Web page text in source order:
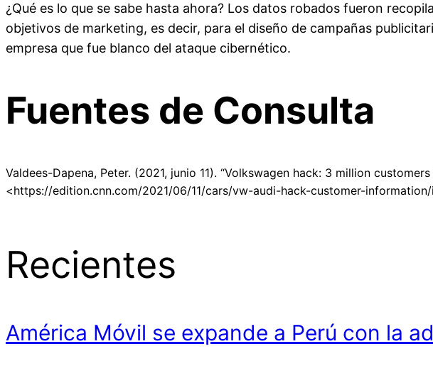
¿Qué es lo que se sabe hasta ahora? Los datos robados fueron
objetivos de marketing, es decir, para el diseño de campañas
empresa que fue blanco del ataque cibernético.
Fuentes de Consulta
Valdees-Dapena, Peter. (2021, junio 11). “Volkswagen hack: 3 million
<https://edition.cnn.com/2021/06/11/cars/vw-audi-hack-customer-
Recientes
América Móvil se expande a Perú con la